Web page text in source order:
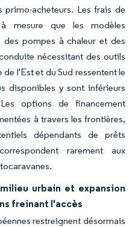
acheteurs. Les frais de
mesure que les modèles
pompes à chaleur et des
nécessitant des outils
l'Est et du Sud ressentent le
disponibles y sont inférieurs
options de financement
à travers les frontières,
dépendants de prêts
rarement aux
urbain et expansion
freinant l'accès
restreignent désormais